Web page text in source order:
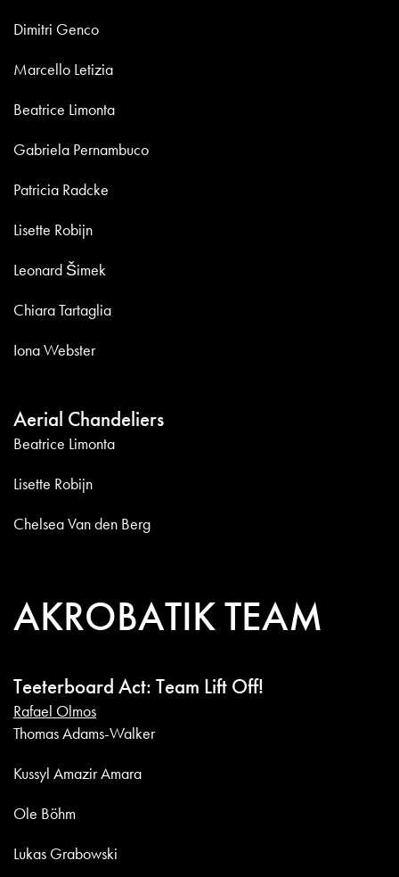
Dimitri Genco
Marcello Letizia
Beatrice Limonta
Gabriela Pernambuco
Patricia Radcke
Lisette Robijn
Leonard Šimek
Chiara Tartaglia
Iona Webster
Aerial Chandeliers
Beatrice Limonta
Lisette Robijn
Chelsea Van den Berg
AKROBATIK TEAM
Teeterboard Act: Team Lift Off!
Rafael Olmos
Thomas Adams-Walker
Kussyl Amazir Amara
Ole Böhm
Lukas Grabowski